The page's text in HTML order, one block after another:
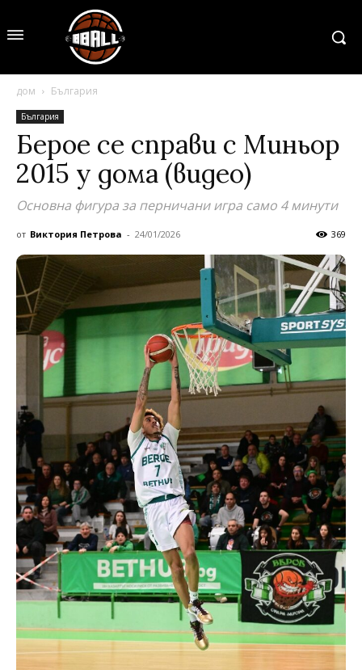
дом България
България
Берое се справи с Миньор
2015 у дома (видео)
Основна фигура за перничани игра само 4 минути
от Виктория Петрова - 24/01/2026 369